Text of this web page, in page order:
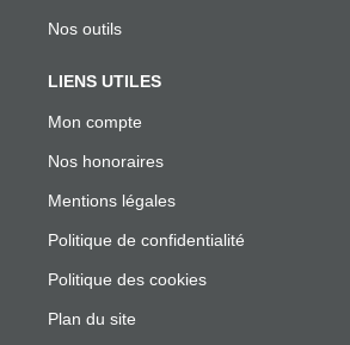
Nos outils
LIENS UTILES
Mon compte
Nos honoraires
Mentions légales
Politique de confidentialité
Politique des cookies
Plan du site